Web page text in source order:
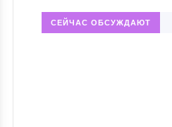
СЕЙЧАС ОБСУЖДАЮТ